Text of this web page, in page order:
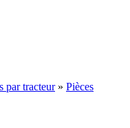
par tracteur» Pièces